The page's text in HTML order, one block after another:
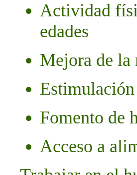
Actividad
edades
Mejora de
Fomento de
Acceso a